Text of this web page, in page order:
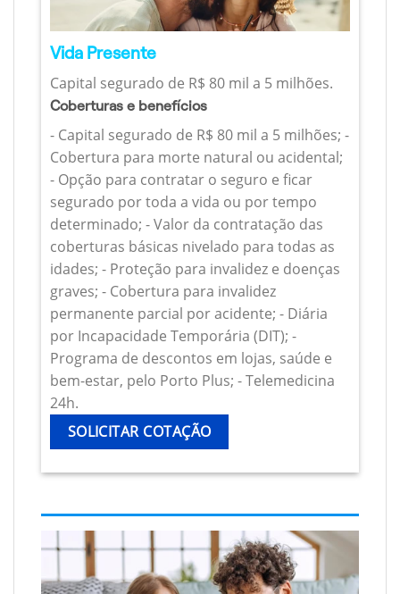
Vida Presente
Capital segurado de R$ 80 mil a 5 milhões.
Coberturas e benefícios
- Capital segurado de R$ 80 mil a 5 milhões; -
Cobertura para morte natural ou acidental;
- Opção para contratar o seguro e ficar
segurado por toda a vida ou por tempo
determinado; - Valor da contratação das
coberturas básicas nivelado para todas as
idades; - Proteção para invalidez e doenças
graves; - Cobertura para invalidez
permanente parcial por acidente; - Diária
por Incapacidade Temporária (DIT); -
Programa de descontos em lojas, saúde e
bem-estar, pelo Porto Plus; - Telemedicina
24h.
SOLICITAR COTAÇÃO